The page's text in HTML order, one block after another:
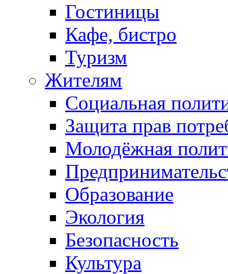
Гостиницы
Кафе, бистро
Туризм
Жителям
Социальная
Защита прав
Молодёжная
Образование
Экология
Безопасность
Культура